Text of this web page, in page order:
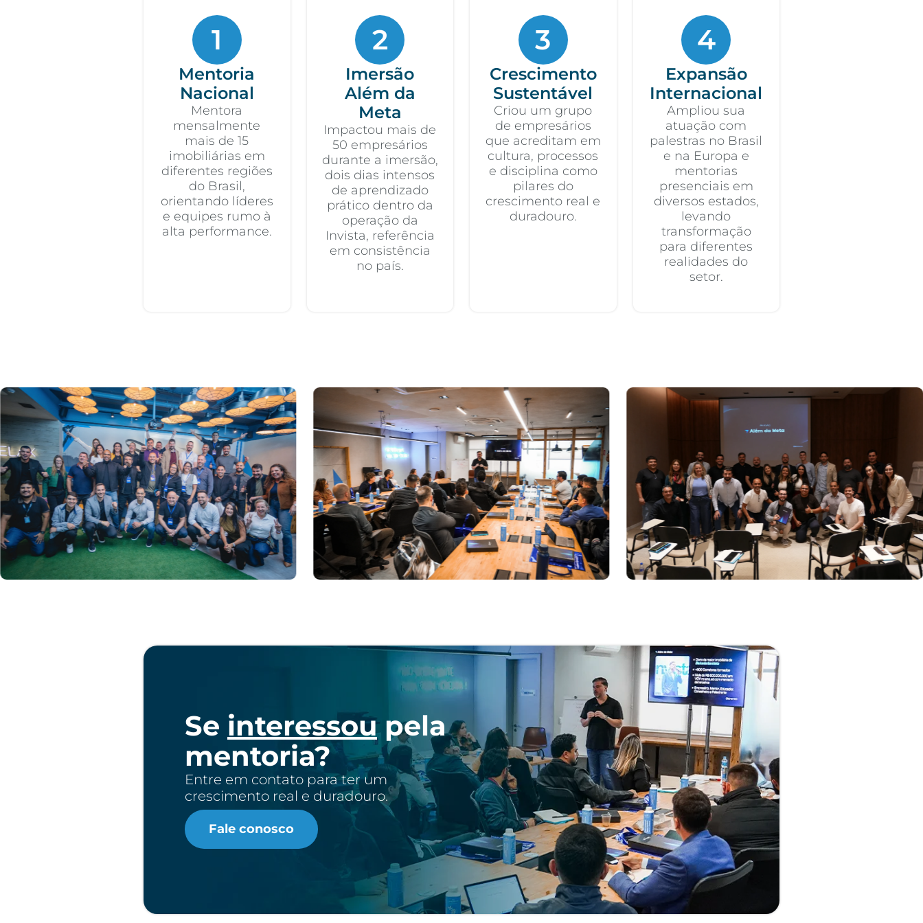
1
Mentoria
Nacional
Mentora
mensalmente
mais de 15
imobiliárias em
diferentes regiões
do Brasil,
orientando líderes
e equipes rumo à
alta performance.
2
Imersão
Além da
Meta
Impactou mais de
50 empresários
durante a imersão,
dois dias intensos
de aprendizado
prático dentro da
operação da
Invista, referência
em consistência
no país.
3
Crescimento
Sustentável
Criou um grupo
de empresários
que acreditam em
cultura, processos
e disciplina como
pilares do
crescimento real e
duradouro.
4
Expansão
Internacional
Ampliou sua
atuação com
palestras no Brasil
e na Europa e
mentorias
presenciais em
diversos estados,
levando
transformação
para diferentes
realidades do
setor.
Se interessoupela
mentoria?
Entre em contato para ter um
crescimento real e duradouro.
Fale conosco